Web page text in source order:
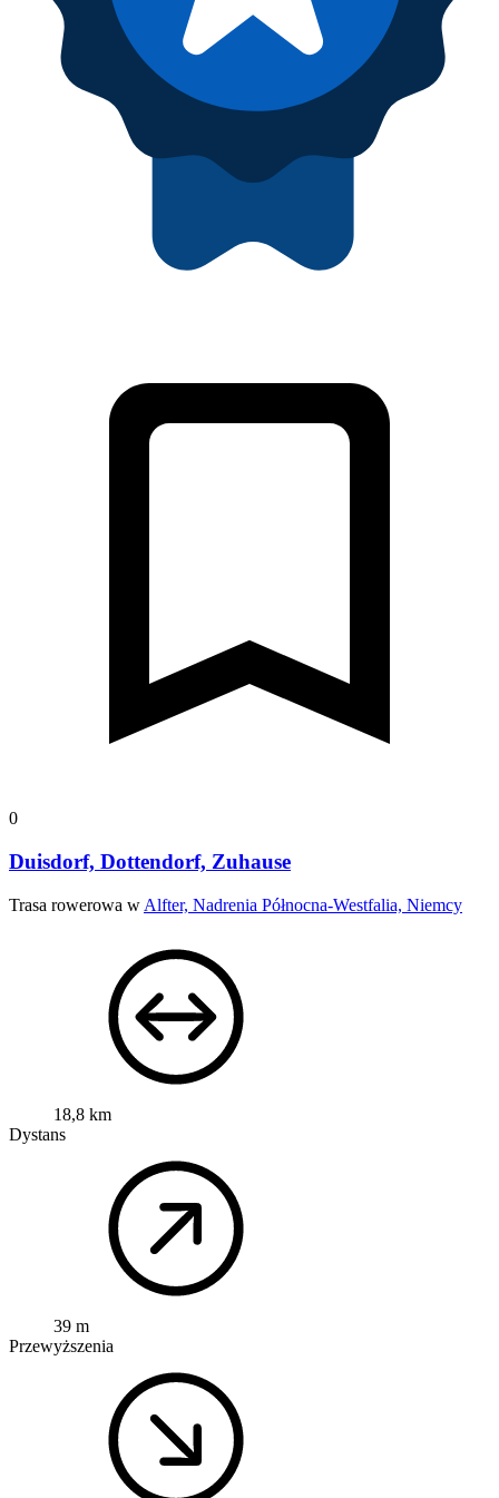
0
Duisdorf, Dottendorf, Zuhause
Trasa rowerowa w Alfter, Nadrenia Północna-Westfalia, Niemcy
18,8 km
Dystans
39 m
Przewyższenia